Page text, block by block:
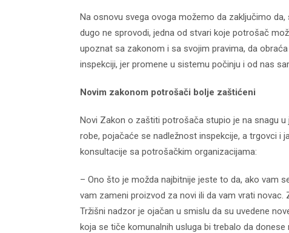
Na osnovu svega ovoga možemo da zaključimo
dugo ne sprovodi, jedna od stvari koje potrošač
upoznat sa zakonom i sa svojim pravima, da
inspekciji, jer promene u sistemu počinju i od nas
Novim zakonom potrošači bolje zaštićeni
Novi Zakon o zaštiti potrošača stupio je na snagu
robe, pojačaće se nadležnost inspekcije, a trgovci i
konsultacije sa potrošačkim organizacijama:
– Ono što je možda najbitnije jeste to da, ako vam
vam zameni proizvod za novi ili da vam vrati
Tržišni nadzor je ojačan u smislu da su uvedene
koja se tiče komunalnih usluga bi trebalo da
2017